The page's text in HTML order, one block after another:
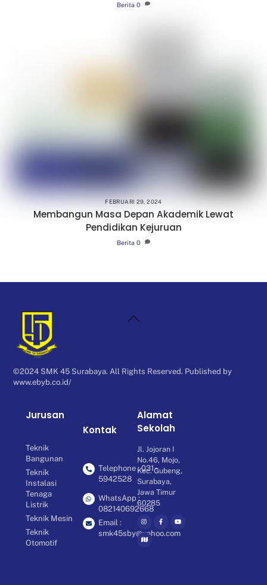
Berita 0
FEBRUARI 29, 2024
Membangun Masa Depan Akademik Lewat
Pendidikan Kejuruan
Berita 0
Back
To
©2024 SMK 45 Surabaya. All Rights Reserved. Published by
www.ebyb.co.id/
Jurusan
Teknik
Bangunan
Teknik
Instalasi
Tenaga
Listrik
Teknik Mesin
Teknik
Otomotif
Kontak
Telephone : 031 -
5942528
WhatsApp :
082140692668
Email :
smk45sby@yahoo.com
Alamat
Sekolah
Jl. Jojoran I
No.46, Mojo,
Kec. Gubeng,
Surabaya,
Jawa Timur
60285